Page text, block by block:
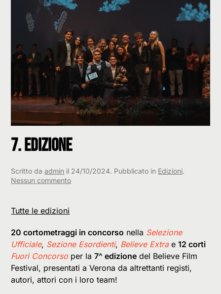
7. edizione
Scritto daadmin il 24/10/2024. Pubblicato in Edizioni.
Nessun commentosu
Tutte le edizioni
20 cortometraggi in concorso nella Selezione
Ufficiale, Sezione Esordienti, Believe Extrae12 corti
Fuori Concorso per la7^ edizione del Believe Film
Festival, presentati a Verona da altrettanti registi,
autori, attori con i loro team!